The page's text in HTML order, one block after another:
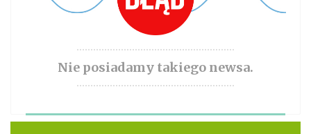
Nie posiadamy takiego newsa.